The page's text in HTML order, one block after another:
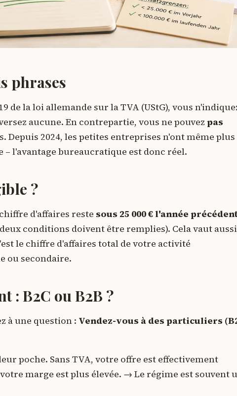
phrases
de la loi allemande sur la TVA (UStG), vous
aucune. En contrepartie, vous ne pouvez pas
Depuis 2024, les petites entreprises n'ont même plus
l'avantage bureaucratique est donc réel.
?
d'affaires reste sous 25 000 € l'année
conditions doivent être remplies). Cela vaut
le chiffre d'affaires total de votre activité
ou secondaire.
: B2C ou B2B ?
à une question : Vendez-vous à des particuliers
poche. Sans TVA, votre offre est effectivement
marge est plus élevée. → Le régime est souvent